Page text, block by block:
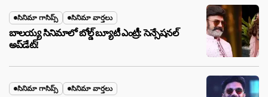
సినిమా గాసిప్స్ సినిమా వార్తలు
బాలయ్య సినిమాలో బోల్డ్ బ్యూటీ ఎంట్రీ: సెన్సేషనల్
అప్‌డేట్!
సినిమా గాసిప్స్ సినిమా వార్తలు